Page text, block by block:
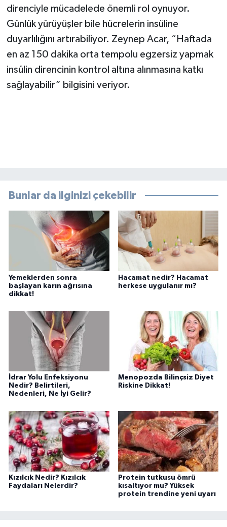
direnciyle mücadelede önemli rol oynuyor.
Günlük yürüyüşler bile hücrelerin insüline
duyarlılığını artırabiliyor. Zeynep Acar, “Haftada
en az 150 dakika orta tempolu egzersiz yapmak
insülin direncinin kontrol altına alınmasına katkı
sağlayabilir” bilgisini veriyor.
Bunlar da ilginizi çekebilir
Yemeklerden sonra
başlayan karın ağrısına
dikkat!
Hacamat nedir? Hacamat
herkese uygulanır mı?
İdrar Yolu Enfeksiyonu
Nedir? Belirtileri,
Nedenleri, Ne İyi Gelir?
Menopozda Bilinçsiz Diyet
Riskine Dikkat!
Kızılcık Nedir? Kızılcık
Faydaları Nelerdir?
Protein tutkusu ömrü
kısaltıyor mu? Yüksek
protein trendine yeni uyarı